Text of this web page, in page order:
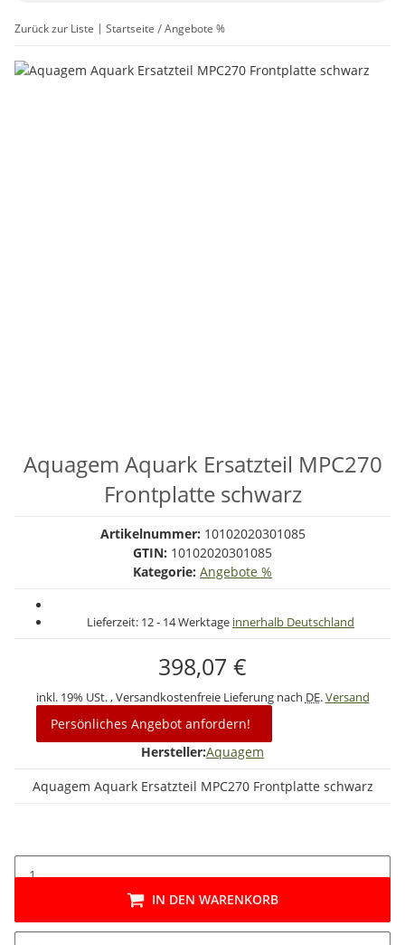
Zurück zur Liste Startseite Angebote %
Aquagem Aquark Ersatzteil MPC270
Frontplatte schwarz
Artikelnummer: 10102020301085
GTIN: 10102020301085
Kategorie: Angebote %
Lieferzeit: 12 - 14 Werktage innerhalb Deutschland
398,07 €
inkl. 19% USt. , Versandkostenfreie Lieferung nach DE.Versand
Persönliches Angebot anfordern!
Hersteller:Aquagem
Aquagem Aquark Ersatzteil MPC270 Frontplatte schwarz
IN DEN WARENKORB